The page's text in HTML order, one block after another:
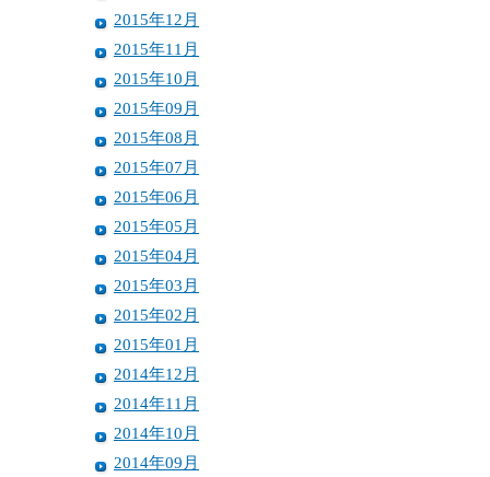
2015年12月
2015年11月
2015年10月
2015年09月
2015年08月
2015年07月
2015年06月
2015年05月
2015年04月
2015年03月
2015年02月
2015年01月
2014年12月
2014年11月
2014年10月
2014年09月